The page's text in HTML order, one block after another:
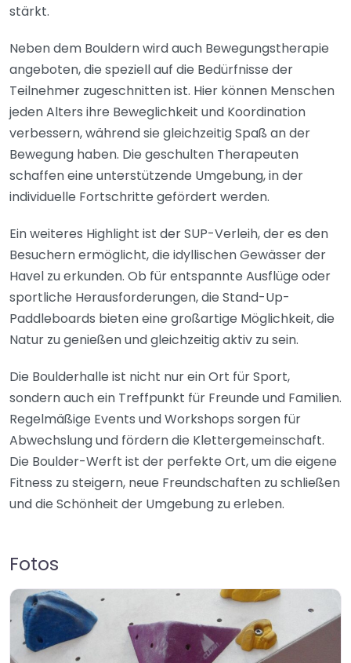
stärkt.
Neben dem Bouldern wird auch Bewegungstherapie
angeboten, die speziell auf die Bedürfnisse der
Teilnehmer zugeschnitten ist. Hier können Menschen
jeden Alters ihre Beweglichkeit und Koordination
verbessern, während sie gleichzeitig Spaß an der
Bewegung haben. Die geschulten Therapeuten
schaffen eine unterstützende Umgebung, in der
individuelle Fortschritte gefördert werden.
Ein weiteres Highlight ist der SUP-Verleih, der es den
Besuchern ermöglicht, die idyllischen Gewässer der
Havel zu erkunden. Ob für entspannte Ausflüge oder
sportliche Herausforderungen, die Stand-Up-
Paddleboards bieten eine großartige Möglichkeit, die
Natur zu genießen und gleichzeitig aktiv zu sein.
Die Boulderhalle ist nicht nur ein Ort für Sport,
sondern auch ein Treffpunkt für Freunde und Familien.
Regelmäßige Events und Workshops sorgen für
Abwechslung und fördern die Klettergemeinschaft.
Die Boulder-Werft ist der perfekte Ort, um die eigene
Fitness zu steigern, neue Freundschaften zu schließen
und die Schönheit der Umgebung zu erleben.
Fotos